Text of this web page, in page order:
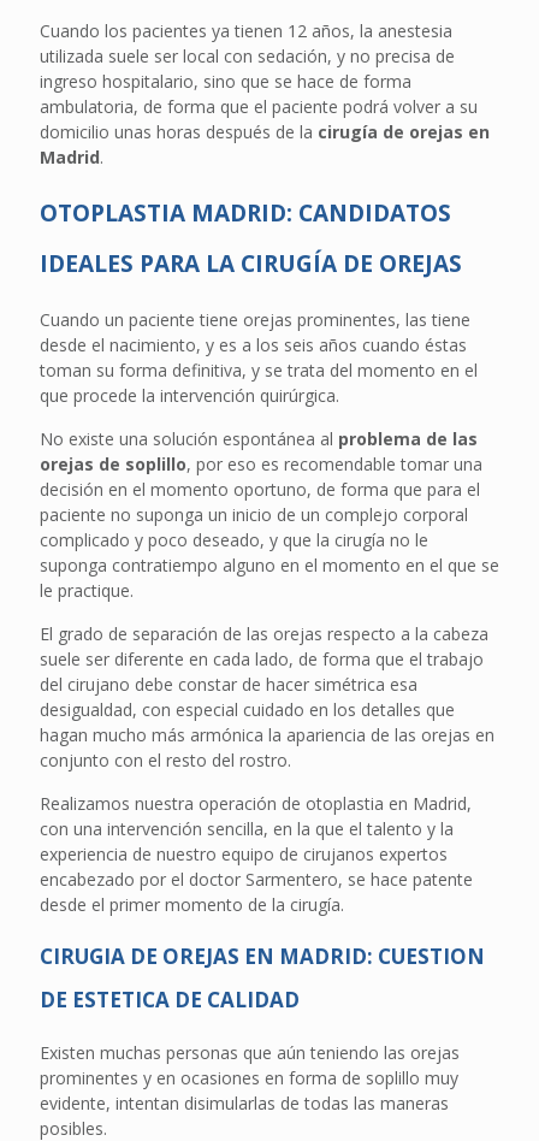
Cuando los pacientes ya tienen 12 años, la anestesia
utilizada suele ser local con sedación, y no precisa de
ingreso hospitalario, sino que se hace de forma
ambulatoria, de forma que el paciente podrá volver a su
domicilio unas horas después de la cirugía de orejas en
Madrid.
OTOPLASTIA MADRID: CANDIDATOS
IDEALES PARA LA CIRUGÍA DE OREJAS
Cuando un paciente tiene orejas prominentes, las tiene
desde el nacimiento, y es a los seis años cuando éstas
toman su forma definitiva, y se trata del momento en el
que procede la intervención quirúrgica.
No existe una solución espontánea al problema de las
orejas de soplillo, por eso es recomendable tomar una
decisión en el momento oportuno, de forma que para el
paciente no suponga un inicio de un complejo corporal
complicado y poco deseado, y que la cirugía no le
suponga contratiempo alguno en el momento en el que se
le practique.
El grado de separación de las orejas respecto a la cabeza
suele ser diferente en cada lado, de forma que el trabajo
del cirujano debe constar de hacer simétrica esa
desigualdad, con especial cuidado en los detalles que
hagan mucho más armónica la apariencia de las orejas en
conjunto con el resto del rostro.
Realizamos nuestra operación de otoplastia en Madrid,
con una intervención sencilla, en la que el talento y la
experiencia de nuestro equipo de cirujanos expertos
encabezado por el doctor Sarmentero, se hace patente
desde el primer momento de la cirugía.
CIRUGIA DE OREJAS EN MADRID: CUESTION
DE ESTETICA DE CALIDAD
Existen muchas personas que aún teniendo las orejas
prominentes y en ocasiones en forma de soplillo muy
evidente, intentan disimularlas de todas las maneras
posibles.